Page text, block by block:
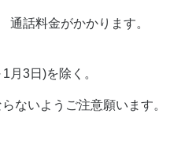
話料金がかかります。
月3日)を除く。
ないようご注意願います。